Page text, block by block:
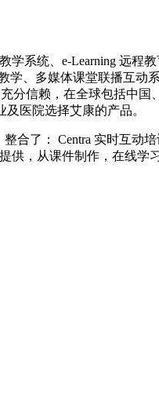
系统、e-Learning 远程
、多媒体课堂联播互动
分信赖，在全球包括中国
医院选择艾康的产品。
合了： Centra 实时互动
供，从课件制作，在线